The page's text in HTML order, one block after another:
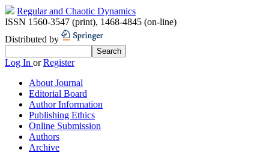
Regular and Chaotic Dynamics
ISSN 1560-3547 (print), 1468-4845 (on-line)
Distributed by
Log In orRegister
About Journal
Editorial Board
Author Information
Publishing Ethics
Online Submission
Authors
Archive